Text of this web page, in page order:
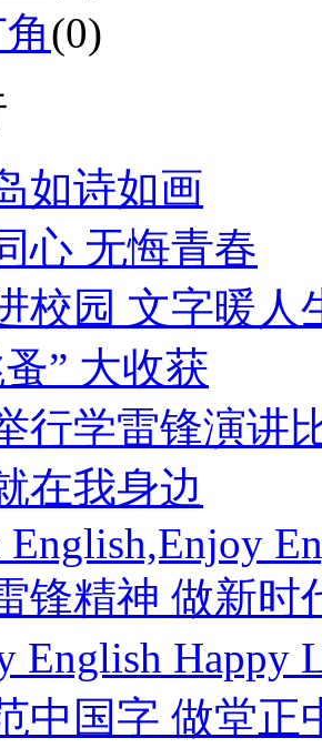
(0)
如诗如画
心 无悔青春
校园 文字暖人
” 大收获
行学雷锋演讲
在我身边
English,Enjoy
锋精神 做新时
English Happy
中国字 做堂正